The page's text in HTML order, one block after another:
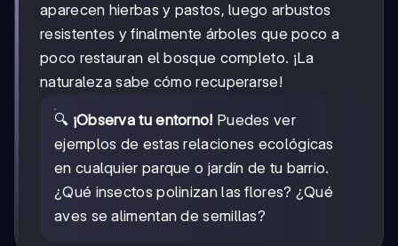
aparecen hierbas y pastos, luego arbustos
resistentes y finalmente árboles que poco a
poco restauran el bosque completo. ¡La
naturaleza sabe cómo recuperarse!
🔍 ¡Observa tu entorno! Puedes ver
ejemplos de estas relaciones ecológicas
en cualquier parque o jardín de tu barrio.
¿Qué insectos polinizan las flores? ¿Qué
aves se alimentan de semillas?